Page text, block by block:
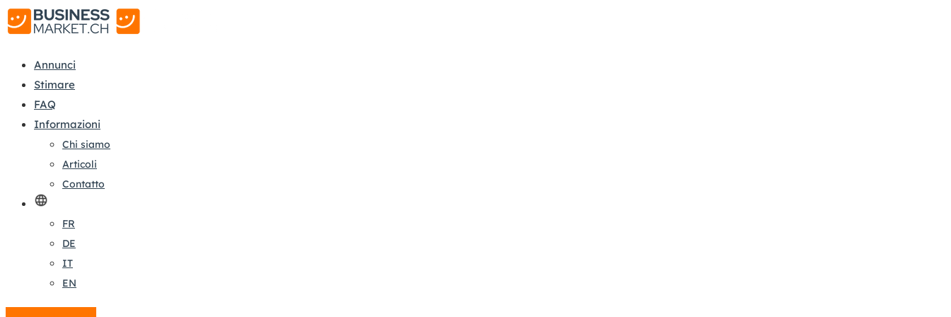
Annunci
Stimare
FAQ
Informazioni
Chi siamo
Articoli
Contatto
FR
DE
IT
EN